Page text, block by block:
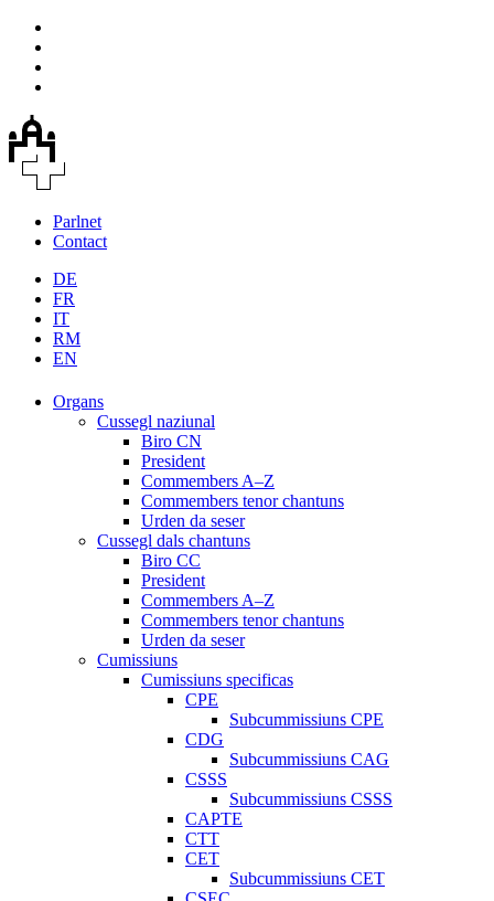
Parlnet
Contact
DE
FR
IT
RM
EN
Organs
Cussegl naziunal
Biro CN
President
Commembers A–Z
Commembers tenor chantuns
Urden da seser
Cussegl dals chantuns
Biro CC
President
Commembers A–Z
Commembers tenor chantuns
Urden da seser
Cumissiuns
Cumissiuns specificas
CPE
Subcummissiuns CPE
CDG
Subcummissiuns CAG
CSSS
Subcummissiuns CSSS
CAPTE
CTT
CET
Subcummissiuns CET